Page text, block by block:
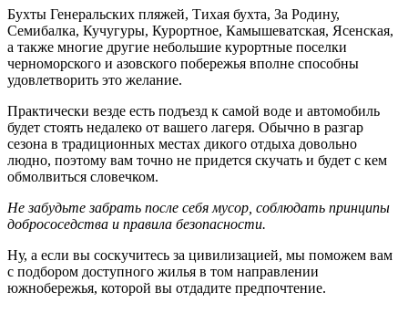
Бухты Генеральских пляжей, Тихая бухта, За Родину,
Семибалка, Кучугуры, Курортное, Камышеватская, Ясенская,
а также многие другие небольшие курортные поселки
черноморского и азовского побережья вполне способны
удовлетворить это желание.
Практически везде есть подъезд к самой воде и автомобиль
будет стоять недалеко от вашего лагеря. Обычно в разгар
сезона в традиционных местах дикого отдыха довольно
людно, поэтому вам точно не придется скучать и будет с кем
обмолвиться словечком.
Не забудьте забрать после себя мусор, соблюдать принципы
добрососедства и правила безопасности.
Ну, а если вы соскучитесь за цивилизацией, мы поможем вам
с подбором доступного жилья в том направлении
южнобережья, которой вы отдадите предпочтение.